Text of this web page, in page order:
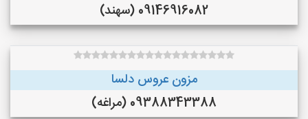
09146916082 (سهند)
مزون عروس دلسا
09388343388 (مراغه)